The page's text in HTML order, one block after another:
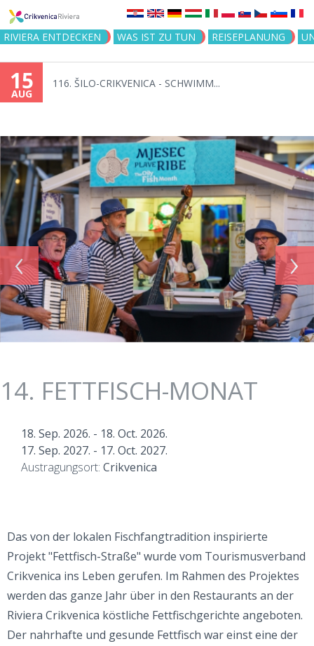
Jump to navigation
RIVIERA ENTDECKEN WAS IST ZU TUN REISEPLANUNG
15
AUG
116. ŠILO-CRIKVENICA - SCHWIMM...
‹ ›
14. FETTFISCH-MONAT
18. Sep. 2026. - 18. Oct. 2026.
17. Sep. 2027. - 17. Oct. 2027.
Austragungsort: Crikvenica
Das von der lokalen Fischfangtradition inspirierte
Projekt "Fettfisch-Straße" wurde vom Tourismusverband
Crikvenica ins Leben gerufen. Im Rahmen des Projektes
werden das ganze Jahr über in den Restaurants an der
Riviera Crikvenica köstliche Fettfischgerichte angeboten.
Der nahrhafte und gesunde Fettfisch war einst eine der